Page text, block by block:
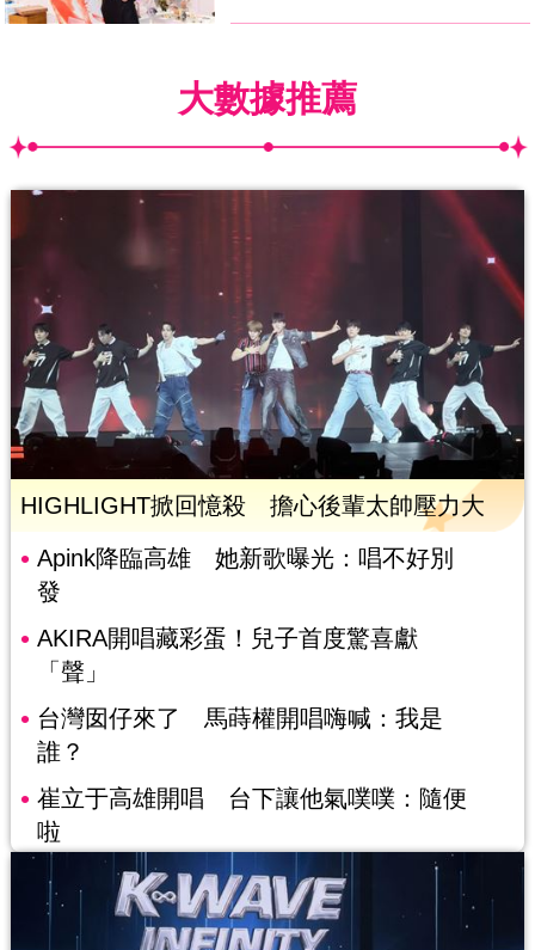
大數據推薦
HIGHLIGHT掀回憶殺 擔心後輩太帥壓力大
Apink降臨高雄 她新歌曝光：唱不好別
發
AKIRA開唱藏彩蛋！兒子首度驚喜獻
「聲」
台灣囡仔來了 馬蒔權開唱嗨喊：我是
誰？
崔立于高雄開唱 台下讓他氣噗噗：隨便
啦